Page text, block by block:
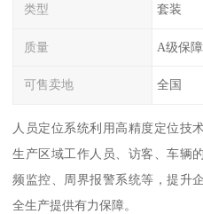
类型 套装
质量 A级保障
可售卖地 全国
人员定位系统利用高精度定位技
生产区域工作人员、访客、车辆
频监控、周界报警系统等，提升
全生产提供有力保障。